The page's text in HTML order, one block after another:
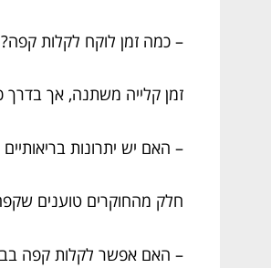
– כמה זמן לוקח לקלות קפה?
זמן קלייה משתנה, אך בדרך כלל
– האם יש יתרונות
חלק מהחוקרים טוענים
– האם אפשר לקלות קפה